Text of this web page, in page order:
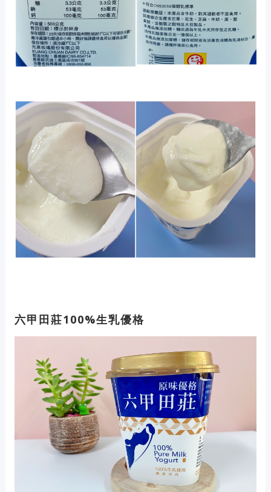
六甲田莊100%生乳優格